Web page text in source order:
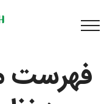
فهرست